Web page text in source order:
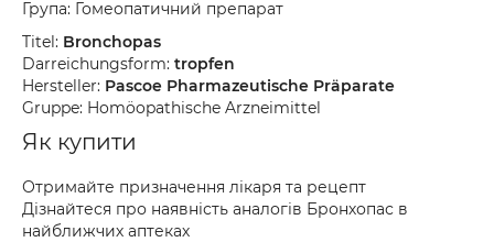
Група: Гомеопатичний препарат
Titel: Bronchopas
Darreichungsform: tropfen
Hersteller: Pascoe Pharmazeutische Präparate
Gruppe: Homöopathische Arzneimittel
Як купити
Отримайте призначення лікаря та рецепт
Дізнайтеся про наявність аналогів Бронхопас в
найближчих аптеках